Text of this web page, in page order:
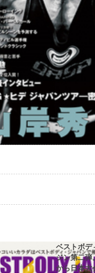
ベストボデ
ジン第二弾
から日本大